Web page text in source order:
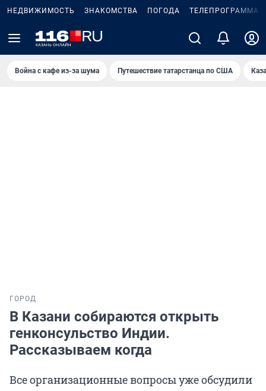
НЕДВИЖИМОСТЬ ЗНАКОМСТВА ПОГОДА ТЕЛЕПРОГРАММА
Война с кафе из-за шума Путешествие татарстанца по США
ГОРОД
В Казани собираются открыть
генконсульство Индии.
Рассказываем когда
Все организационные вопросы уже обсудили